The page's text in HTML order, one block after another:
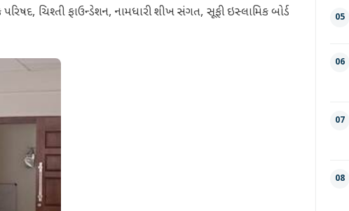
ચિશ્તી ફાઉન્ડેશન, નામધારી શીખ સંગત, સૂફી ઇસ્લામિક બોર્ડ
05
06
07
08